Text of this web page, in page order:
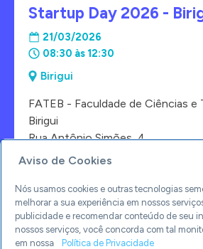
Startup Day 2026 -
21/03/2026
08:30 às 12:30
Birigui
FATEB - Faculdade de Ciências e
Birigui
Rua Antônio Simões, 4
1 2 3 4
Aviso de Cookies
Nós usamos cookies e outras tecnologias
melhorar a sua experiência em nossos
publicidade e recomendar conteúdo de seu
nossos serviços, você concorda com tal
em nossa
Política de Privacidade